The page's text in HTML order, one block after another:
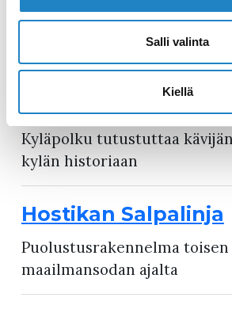
Salli valinta
Kiellä
Rahikkalan
Kyläpolku tutustuttaa
kylän historiaan
Hostikan Salpalinja
Puolustusrakennelma toisen
maailmansodan ajalta